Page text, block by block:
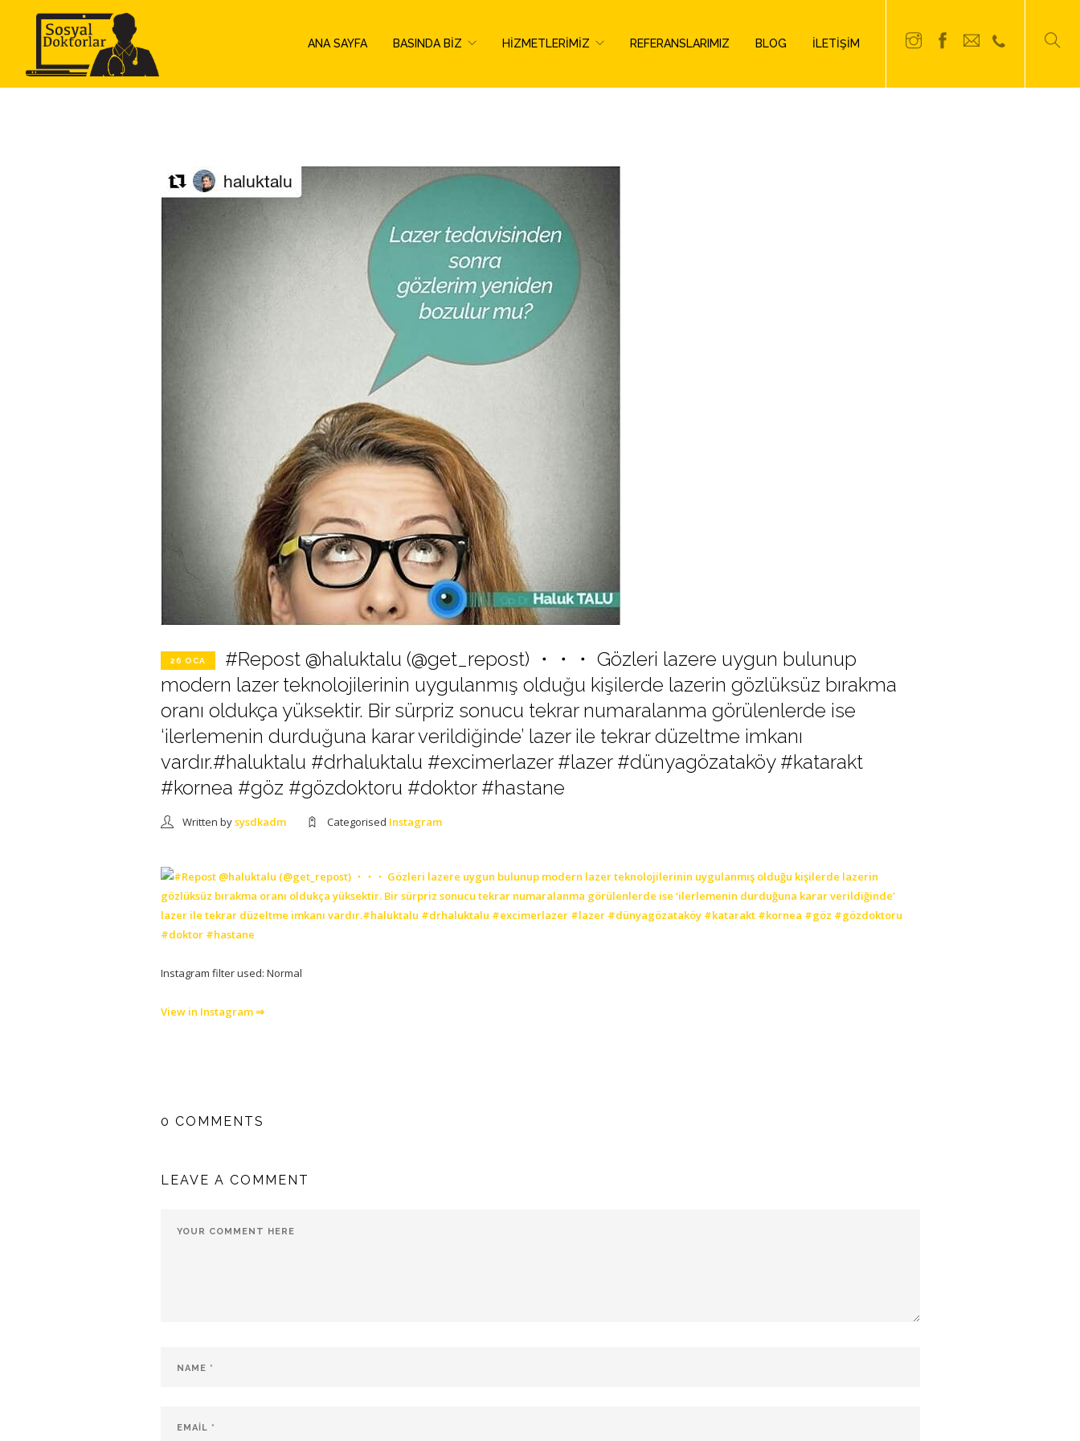
ANA SAYFA BASINDA BIZ HIZMETLERIMIZ REFERANSLARIMIZ BLOG İLETIŞIM
26 OCA
#Repost @haluktalu (@get_repost) ・・・ Gözleri lazere uygun bulunup
modern lazer teknolojilerinin uygulanmış olduğu kişilerde lazerin gözlüksüz bırakma
oranı oldukça yüksektir. Bir sürpriz sonucu tekrar numaralanma görülenlerde ise
‘ilerlemenin durduğuna karar verildiğinde’ lazer ile tekrar düzeltme imkanı
vardır.#haluktalu #drhaluktalu #excimerlazer #lazer #dünyagözataköy #katarakt
#kornea #göz #gözdoktoru #doktor #hastane
Written bysysdkadm Categorised Instagram
Instagram filter used: Normal
View in Instagram ⇒
0 COMMENTS
LEAVE A COMMENT